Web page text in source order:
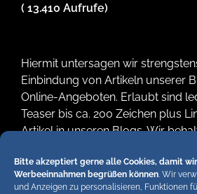
Bitte akzeptiert gerne alle Cookies, damit
Werbeeinnahmen begrüßen können. Wir
und Anzeigen zu personalisieren, Funktionen
( 13.410 Aufrufe)
Hiermit untersagen wir
Einbindung von Artikeln unserer
Online-Angeboten. Erlaubt sind
Teaser bis ca. 200 Zeichen plus
Artikel in unseren Blogs. Wir